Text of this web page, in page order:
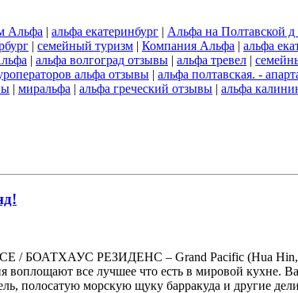
Альфа | альфа екатеринбург | Альфа на Полтавской д
| семейный туризм | Компания Альфа | альфа
| альфа волгоград отзывы | альфа тревел |
альфа отзывы | альфа полтавская. -
| миральфа | альфа греческий отзывы | альфа
/ БОАТХАУС РЕЗИДЕНС – Grand Pacific (Hua
воплощают все лучшее что есть в мировой кухне.
полосатую морскую щуку барракуда и другие